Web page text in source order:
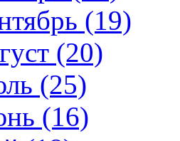
(19)
(20)
(25)
(16)